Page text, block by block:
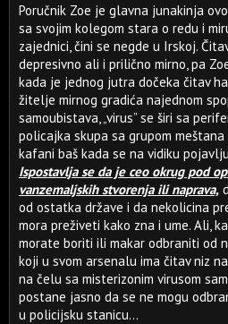
Poručnik Zoe je glavna junakinja
sa svojim kolegom stara o redu i
zajednici, čini se negde u Irskoj.
depresivno ali i prilično mirno, pa
kada je jednog jutra dočeka čitav
žitelje mirnog gradića najednom
samoubistava, „virus” se širi sa
policajka skupa sa grupom
kafani baš kada se na vidiku
Ispostavlja se da je ceo okrug pod
vanzemaljskih stvorenja ili naprava,
od ostatka države i da nekolicina
mora preživeti kako zna i ume. Ali,
morate boriti ili makar odbraniti od
koji u svom arsenalu ima čitav niz
na čelu sa misterizonim virusom
postane jasno da se ne mogu
u policijsku stanicu...